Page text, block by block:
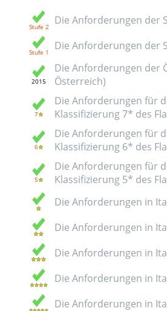
Die Anforderungen der
Die Anforderungen der
Die Anforderungen der
Österreich)
Die Anforderungen für
Klassifizierung 7* des
Die Anforderungen für
Klassifizierung 6* des
Die Anforderungen für
Klassifizierung 5* des
Die Anforderungen in
Die Anforderungen in
Die Anforderungen in
Die Anforderungen in
Die Anforderungen in